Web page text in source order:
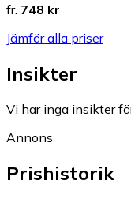
fr. 748 kr
Jämför alla priser
Insikter
Vi har inga insikter
Annons
Prishistorik